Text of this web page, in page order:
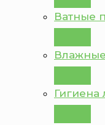
Ватные
Гигиена